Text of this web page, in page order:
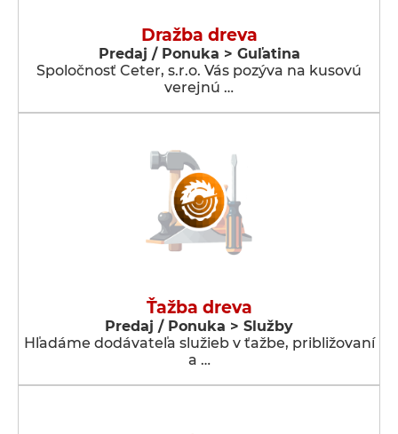
Dražba dreva
Predaj / Ponuka > Guľatina
Spoločnosť Ceter, s.r.o. Vás pozýva na kusovú
verejnú …
Ťažba dreva
Predaj / Ponuka > Služby
Hľadáme dodávateľa služieb v ťažbe, približovaní
a …